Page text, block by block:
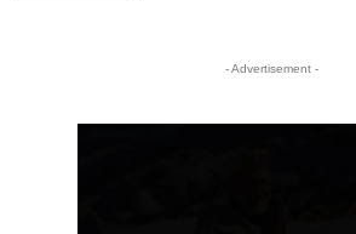
- Advertisement -